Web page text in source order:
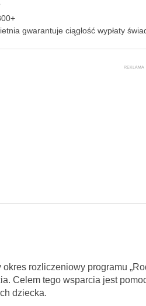
gwarantuje ciągłość wypłaty
REKLAMA
rozliczeniowy programu
Celem tego wsparcia jest
dziecka.